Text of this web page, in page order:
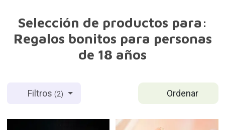
Selección de productos para:
Regalos bonitos para personas
de 18 años
Ordenar
Filtros(2)